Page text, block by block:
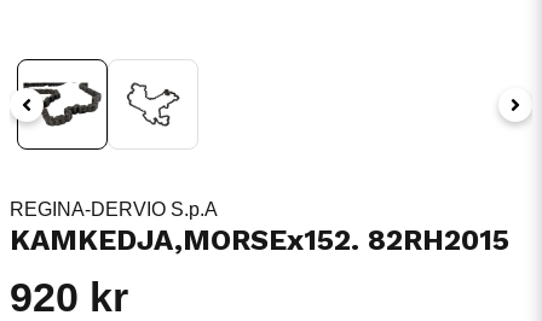
REGINA-DERVIO S.p.A
KAMKEDJA,MORSEx152. 82RH2015
920 kr